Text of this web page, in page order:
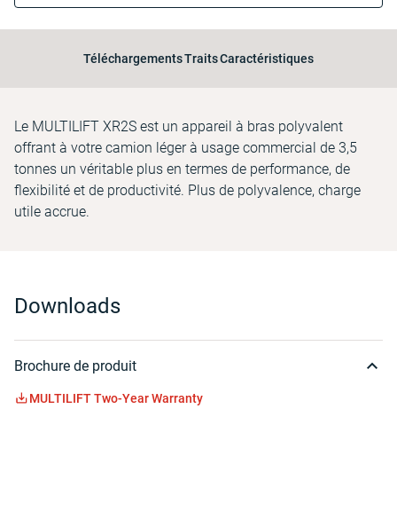
TéléchargementsTraitsCaractéristiques
Le MULTILIFT XR2S est un appareil à bras polyvalent
offrant à votre camion léger à usage commercial de 3,5
tonnes un véritable plus en termes de performance, de
flexibilité et de productivité. Plus de polyvalence, charge
utile accrue.
Downloads
Brochure de produit
MULTILIFT Two-Year Warranty